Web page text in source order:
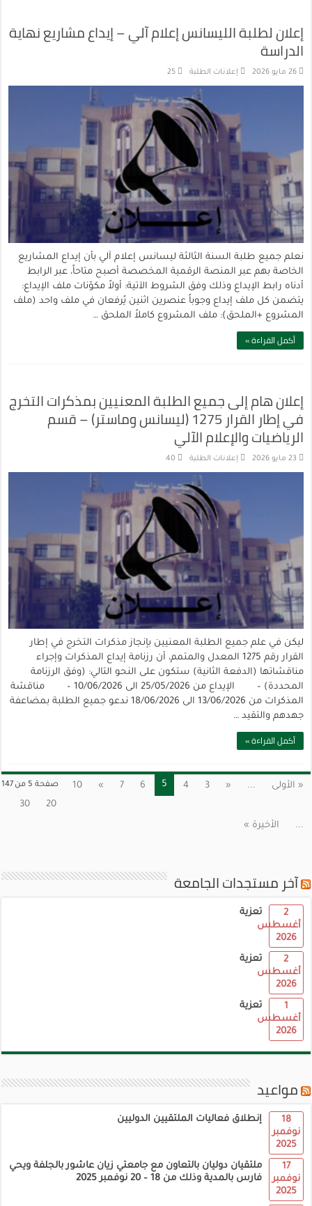
إعلان لطلبة الليسانس إعلام آلي – إيداع مشاريع نهاية
الدراسة
26 مايو 2026 إعلانات الطلبة 25
نعلم جميع طلبة السنة الثالثة ليسانس إعلام آلي بأن إيداع المشاريع
الخاصة بهم عبر المنصة الرقمية المخصصة أصبح متاحاً، عبر الرابط
أدناه رابط الإيداع وذلك وفق الشروط الآتية: أولاً مكوّنات ملف الإيداع:
يتضمن كل ملف إيداع وجوباً عنصرين اثنين يُرفعان في ملف واحد (ملف
المشروع +الملحق): ملف المشروع كاملاً الملحق …
أكمل القراءة »
إعلان هام إلى جميع الطلبة المعنيين بمذكرات التخرج
في إطار القرار 1275 (ليسانس وماستر) – قسم
الرياضيات والإعلام الآلي
23 مايو 2026 إعلانات الطلبة 40
ليكن في علم جميع الطلبة المعنيين بإنجاز مذكرات التخرج في إطار
القرار رقم 1275 المعدل والمتمم، أن رزنامة إيداع المذكرات وإجراء
مناقشاتها (الدفعة الثانية) ستكون على النحو التالي: (وفق الرزنامة
المحددة) – الإيداع من 25/05/2026 الى 10/06/2026 – مناقشة
المذكرات من 13/06/2026 الى 18/06/2026 ندعو جميع الطلبة بمضاعفة
جهدهم والتقيد …
أكمل القراءة »
صفحة 5 من 147 « الأولى ...
«
3
4
5
6
7
»
10
20
30
...
الأخيرة »
آخر مستجدات الجامعة
تعزية
2
أغسطس
2026
تعزية
2
أغسطس
2026
تعزية
1
أغسطس
2026
مواعيد
إنطلاق فعاليات الملتقيين الدوليين
18
نوفمبر
2025
ملتقيان دوليان بالتعاون مع جامعتي زيان عاشور بالجلفة ويحي
فارس بالمدية وذلك من 18 – 20 نوفمبر 2025
17
نوفمبر
2025